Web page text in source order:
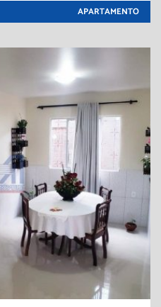
APARTAMENTO